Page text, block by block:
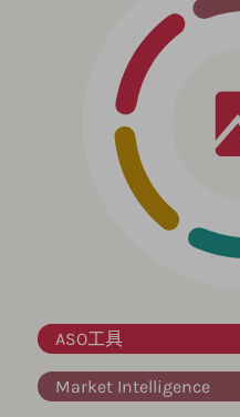
ASO工具
Market Intelligence